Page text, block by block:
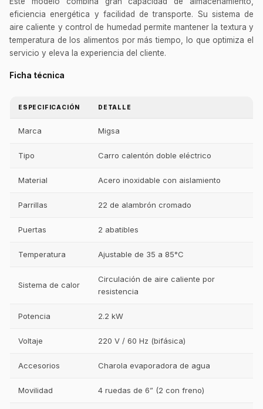
eficiencia energética y facilidad de transporte. Su sistema de
aire caliente y control de humedad permite mantener la textura y
temperatura de los alimentos por más tiempo, lo que optimiza el
servicio y eleva la experiencia del cliente.
Ficha técnica
ESPECIFICACIÓN DETALLE
Marca Migsa
Tipo Carro calentón doble eléctrico
Material Acero inoxidable con aislamiento
Parrillas 22 de alambrón cromado
Puertas 2 abatibles
Temperatura Ajustable de 35 a 85°C
Sistema de calor
Circulación de aire caliente por
resistencia
Potencia 2.2 kW
Voltaje 220 V / 60 Hz (bifásica)
Accesorios Charola evaporadora de agua
Movilidad 4 ruedas de 6” (2 con freno)